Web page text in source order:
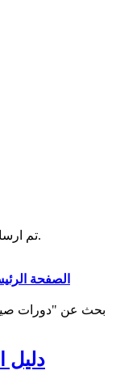
تم ارسال رابط استعادة كلمة المرور الى بريدك بنجاح.
الصفحة
بحث عن "دورات
دليل